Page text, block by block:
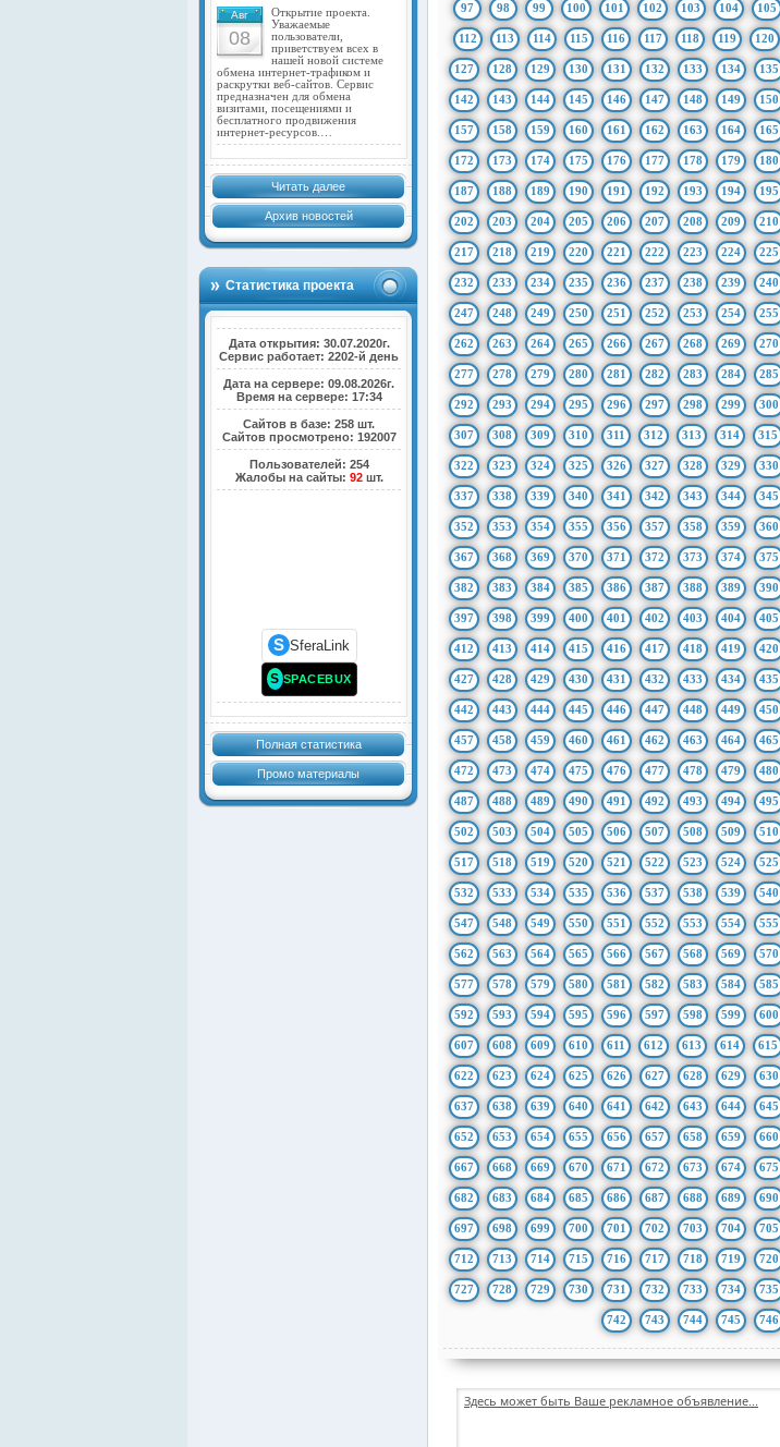
Авг
08
Открытие проекта.
Уважаемые
пользователи,
приветствуем всех в
нашей новой системе
обмена интернет-трафиком и
раскрутки веб-сайтов. Сервис
предназначен для обмена
визитами, посещениями и
бесплатного продвижения
интернет-ресурсов.…
Читать далее
Архив новостей
Статистика проекта
Дата открытия: 30.07.2020г.
Сервис работает: 2202-й день
Дата на сервере: 09.08.2026г.
Время на сервере: 17:34
Сайтов в базе: 258 шт.
Сайтов просмотрено: 192007
Пользователей: 254
Жалобы на сайты: 92шт.
S SferaLink
S SPACEBUX
Полная статистика
Промо материалы
97 98 99 100 101 102 103 104 105
112 113 114 115 116 117 118 119 120
127 128 129 130 131 132 133 134 135
142 143 144 145 146 147 148 149 150
157 158 159 160 161 162 163 164 165
172 173 174 175 176 177 178 179 180
187 188 189 190 191 192 193 194 195
202 203 204 205 206 207 208 209 210
217 218 219 220 221 222 223 224 225
232 233 234 235 236 237 238 239 240
247 248 249 250 251 252 253 254 255
262 263 264 265 266 267 268 269 270
277 278 279 280 281 282 283 284 285
292 293 294 295 296 297 298 299 300
307 308 309 310 311 312 313 314 315
322 323 324 325 326 327 328 329 330
337 338 339 340 341 342 343 344 345
352 353 354 355 356 357 358 359 360
367 368 369 370 371 372 373 374 375
382 383 384 385 386 387 388 389 390
397 398 399 400 401 402 403 404 405
412 413 414 415 416 417 418 419 420
427 428 429 430 431 432 433 434 435
442 443 444 445 446 447 448 449 450
457 458 459 460 461 462 463 464 465
472 473 474 475 476 477 478 479 480
487 488 489 490 491 492 493 494 495
502 503 504 505 506 507 508 509 510
517 518 519 520 521 522 523 524 525
532 533 534 535 536 537 538 539 540
547 548 549 550 551 552 553 554 555
562 563 564 565 566 567 568 569 570
577 578 579 580 581 582 583 584 585
592 593 594 595 596 597 598 599 600
607 608 609 610 611 612 613 614 615
622 623 624 625 626 627 628 629 630
637 638 639 640 641 642 643 644 645
652 653 654 655 656 657 658 659 660
667 668 669 670 671 672 673 674 675
682 683 684 685 686 687 688 689 690
697 698 699 700 701 702 703 704 705
712 713 714 715 716 717 718 719 720
727 728 729 730 731 732 733 734 735
742 743 744 745 746
Здесь может быть Ваше рекламное объявление...